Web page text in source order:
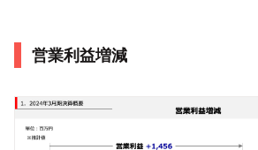
営業利益増減